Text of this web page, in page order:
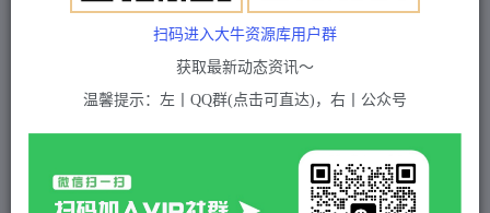
5 积分
付费资源
扫码进入大牛资源库用户群
获取最新动态资讯～
温馨提示：左丨QQ群(点击可直达)，右丨公众号